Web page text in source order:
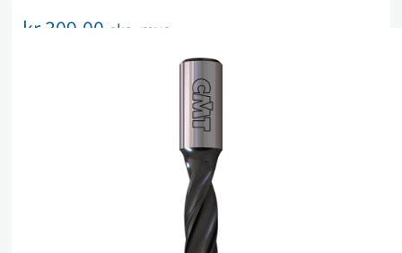
kr309,00 eks. mva
Legg i handlekurv
Sammenlign
Legg i ønskeliste